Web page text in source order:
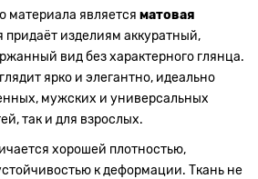
материала является матовая
придаёт изделиям аккуратный,
вид без характерного глянца.
ярко и элегантно, идеально
мужских и универсальных
так и для взрослых.
хорошей плотностью,
к деформации. Ткань не